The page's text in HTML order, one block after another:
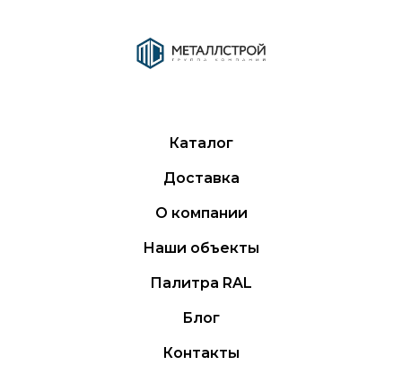
Каталог
Доставка
О компании
Наши объекты
Палитра RAL
Блог
Контакты